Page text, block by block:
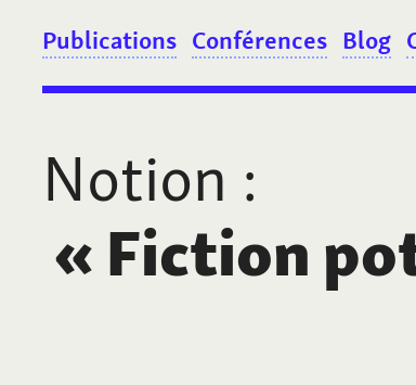
Publications Conférences Blog
Notion :
« Fiction